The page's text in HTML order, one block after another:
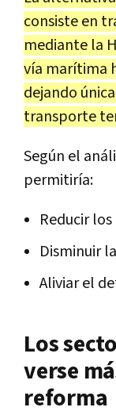
consiste en
mediante la
vía marítima
dejando
transporte
Según el
permitiría:
Reducir
Disminuir
Aliviar el
Los
verse
reforma